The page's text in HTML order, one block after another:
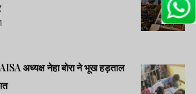
अध्यक्ष नेहा बोरा ने भूख हड़ताल